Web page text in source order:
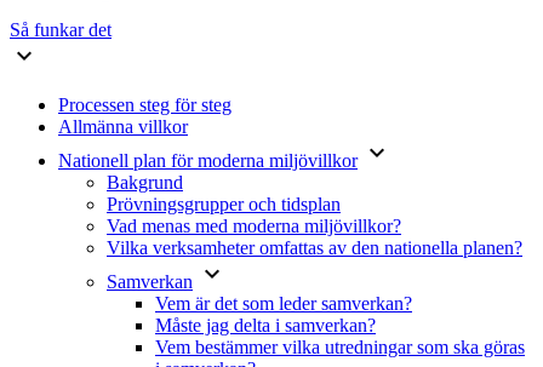
Så funkar det
expand_more
Processen steg för steg
Allmänna villkor
Nationell plan för moderna miljövillkor keyboard_arrow_down
Bakgrund
Prövningsgrupper och tidsplan
Vad menas med moderna miljövillkor?
Vilka verksamheter omfattas av den nationella planen?
Samverkan
keyboard_arrow_down
Vem är det som leder samverkan?
Måste jag delta i samverkan?
Vem bestämmer vilka utredningar som ska göras